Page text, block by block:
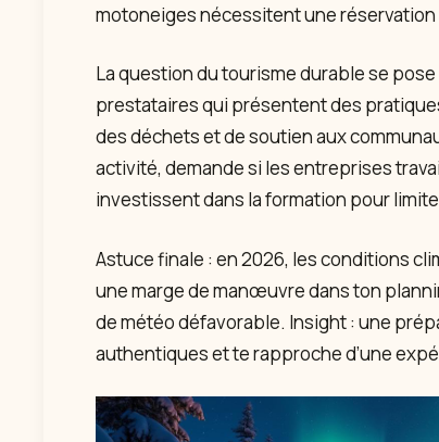
motoneiges nécessitent une
La question du tourisme durable se
prestataires qui présentent des
des déchets et de soutien aux
activité, demande si les entreprises
investissent dans la formation pour
Astuce finale : en 2026, les conditions
une marge de manœuvre dans ton
de météo défavorable. Insight : une
authentiques et te rapproche d’une